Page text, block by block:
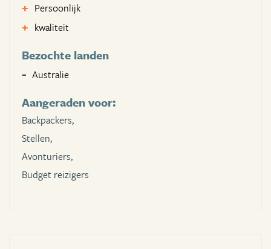
Persoonlijk
kwaliteit
Bezochte landen
Australie
Aangeraden voor:
Backpackers,
Stellen,
Avonturiers,
Budget reizigers